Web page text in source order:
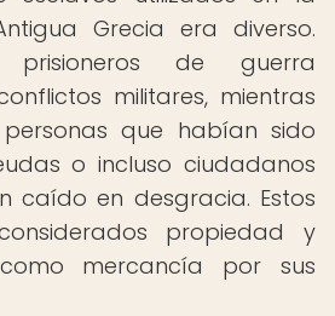
Grecia era diverso.
prisioneros de guerra
militares, mientras
que habían sido
o incluso ciudadanos
caído en desgracia. Estos
propiedad y
mercancía por sus